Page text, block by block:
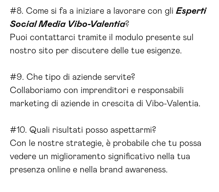
#8. Come si fa a iniziare a lavorare con gli Esperti
Social Media Vibo-Valentia?
Puoi contattarci tramite il modulo presente sul
nostro sito per discutere delle tue esigenze.
#9. Che tipo di aziende servite?
Collaboriamo con imprenditori e responsabili
marketing di aziende in crescita di Vibo-Valentia.
#10. Quali risultati posso aspettarmi?
Con le nostre strategie, è probabile che tu possa
vedere un miglioramento significativo nella tua
presenza online e nella brand awareness.